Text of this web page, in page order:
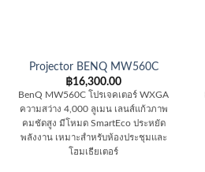
Projector BENQ MW560C
฿16,300.00
BenQ MW560C โปรเจคเตอร์ WXGA
ความสว่าง 4,000 ลูเมน เลนส์แก้วภาพ
คมชัดสูง มีโหมด SmartEco ประหยัด
พลังงาน เหมาะสำหรับห้องประชุมและ
โฮมเธียเตอร์